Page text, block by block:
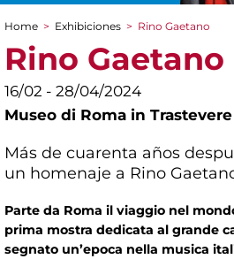
You are here
Home > Exhibiciones > Rino Gaetano
Rino Gaetano
16/02 - 28/04/2024
Museo di Roma in Trastevere
Más de cuarenta años
un homenaje a Rino
Parte da Roma il viaggio nel
prima mostra dedicata al grande
segnato un’epoca nella musica